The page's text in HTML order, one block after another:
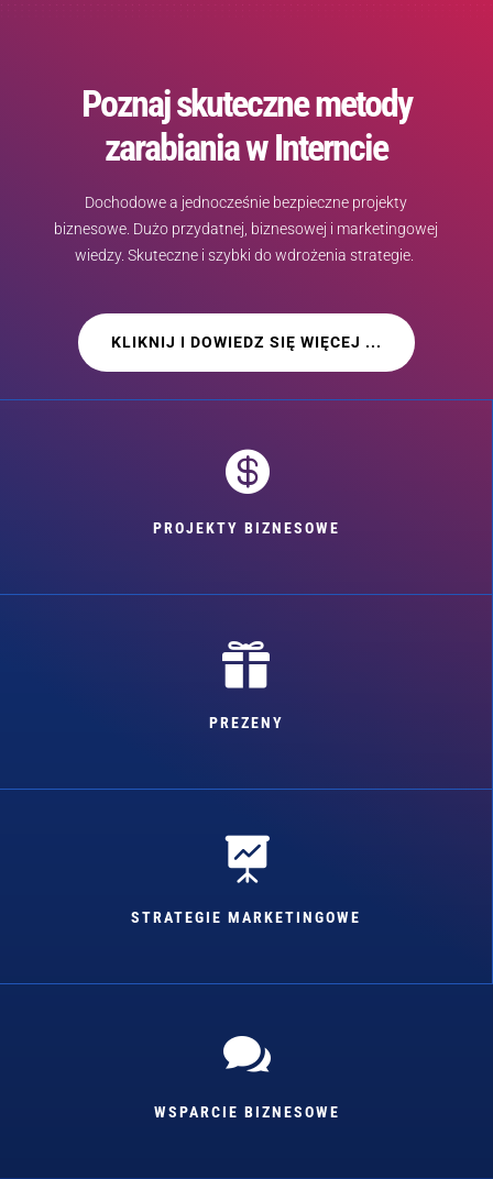
Poznaj skuteczne metody
zarabiania w Interncie
Dochodowe a jednocześnie bezpieczne projekty
biznesowe. Dużo przydatnej, biznesowej i marketingowej
wiedzy. Skuteczne i szybki do wdrożenia strategie.
KLIKNIJ I DOWIEDZ SIĘ WIĘCEJ ...

PROJEKTY BIZNESOWE

PREZENY

STRATEGIE MARKETINGOWE

WSPARCIE BIZNESOWE